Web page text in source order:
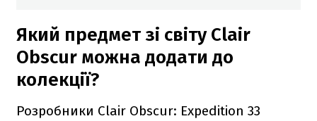
Який предмет зі світу Clair
Obscur можна додати до
колекції?
Розробники Clair Obscur: Expedition 33